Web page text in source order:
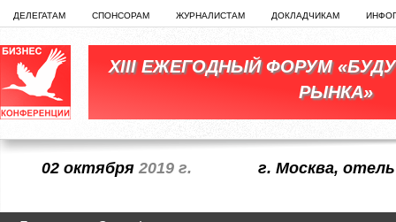
ДЕЛЕГАТАМ СПОНСОРАМ ЖУРНАЛИСТАМ ДОКЛАДЧИКАМ
XIII ЕЖЕГОДНЫЙ ФОРУМ
РЫНКА»
02 октября 2019 г. г. Москва,